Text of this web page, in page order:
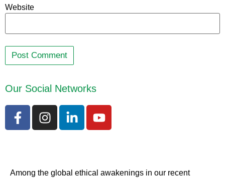
Website
Our Social Networks
Among the global ethical awakenings in our recent